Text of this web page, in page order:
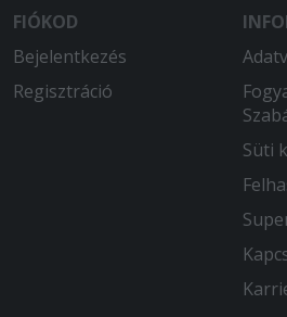
FIÓKOD
Bejelentkezés
Regisztráció
Süti